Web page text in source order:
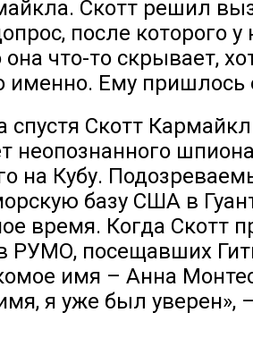
Скотт решил
после которого у
она что-то скрывает,
именно. Ему пришлось
спустя Скотт
неопознанного
на Кубу.
базу США в
время. Когда Скотт
РУМО, посещавших
имя – Анна
я уже был уверен»,